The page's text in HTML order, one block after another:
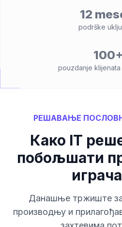
12
podrške
100+
pouzdanje klijenata
РЕШАВАЊЕ
Како IT
побољшати
Данашње тржиште
производњу и